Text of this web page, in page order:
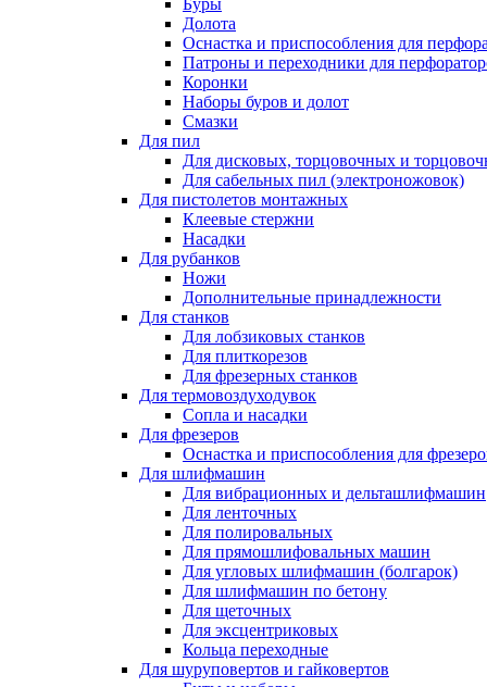
Буры
Долота
Оснастка и приспособления для
Патроны и переходники для
Коронки
Наборы буров и долот
Смазки
Для пил
Для дисковых, торцовочных и
Для сабельных пил (электроножовок)
Для пистолетов монтажных
Клеевые стержни
Насадки
Для рубанков
Ножи
Дополнительные принадлежности
Для станков
Для лобзиковых станков
Для плиткорезов
Для фрезерных станков
Для термовоздуходувок
Сопла и насадки
Для фрезеров
Оснастка и приспособления для
Для шлифмашин
Для вибрационных и дельташлифмашин
Для ленточных
Для полировальных
Для прямошлифовальных машин
Для угловых шлифмашин (болгарок)
Для шлифмашин по бетону
Для щеточных
Для эксцентриковых
Кольца переходные
Для шуруповертов и гайковертов